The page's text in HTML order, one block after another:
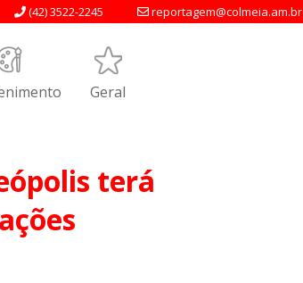
reportagem@colmeia.am.br
(42) 3522-2245
Geral
terá